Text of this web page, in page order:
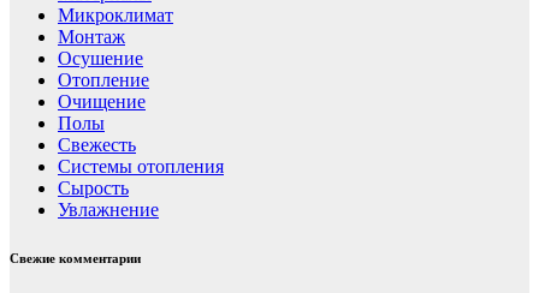
Микроклимат
Монтаж
Осушение
Отопление
Очищение
Полы
Свежесть
Системы отопления
Сырость
Увлажнение
Свежие комментарии